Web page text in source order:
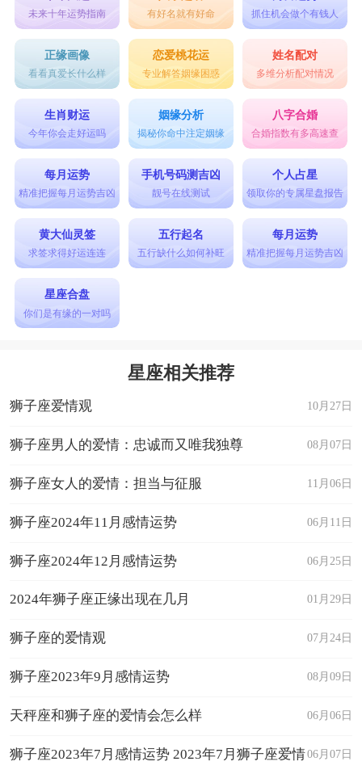
未来十年运势指南 有好名就有好命 抓住机会做个有钱人
正缘画像
看看真爱长什么样
恋爱桃花运
专业解答姻缘困惑
姓名配对
多维分析配对情况
生肖财运
今年你会走好运吗
姻缘分析
揭秘你命中注定姻缘
八字合婚
合婚指数有多高速查
每月运势
精准把握每月运势吉凶
手机号码测吉凶
靓号在线测试
个人占星
领取你的专属星盘报告
黄大仙灵签
求签求得好运连连
五行起名
五行缺什么如何补旺
每月运势
精准把握每月运势吉凶
星座合盘
你们是有缘的一对吗
星座相关推荐
10月27日
狮子座爱情观
08月07日
狮子座男人的爱情：忠诚而又唯我独尊
11月06日
狮子座女人的爱情：担当与征服
06月11日
狮子座2024年11月感情运势
06月25日
狮子座2024年12月感情运势
01月29日
2024年狮子座正缘出现在几月
07月24日
狮子座的爱情观
08月09日
狮子座2023年9月感情运势
06月06日
天秤座和狮子座的爱情会怎么样
06月07日
狮子座2023年7月感情运势 2023年7月狮子座爱情